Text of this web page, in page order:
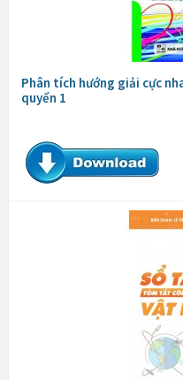
Phân tích hướng giải cực
quyển 1